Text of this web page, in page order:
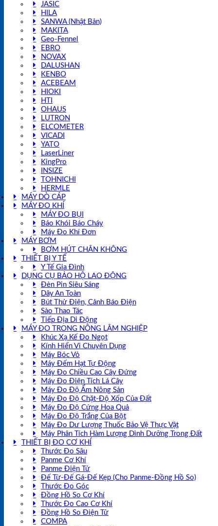
JASIC
HILA
SANWA (Nhật Bản)
MAKITA
Geo-Fennel
EBRO
NOVAX
DALUSHAN
KENBO
ACEBEAM
HIOKI
HTI
OHAUS
LUTRON
ELCOMETER
VICADI
YATO
LaserLiner
KingPro
INSIZE
TOHNICHI
HERMLE
MÁY DÒ CÁP
MÁY ĐO KHÍ
MÁY ĐO BỤI
Báo Khói Báo Cháy
Máy Đo Khí Đơn
MÁY BƠM
BƠM HÚT CHÂN KHÔNG
THIẾT BỊ Y TẾ
Y Tế Gia Đình
DỤNG CỤ BẢO HỘ LAO ĐỘNG
Đèn Pin Siêu Sáng
Dây An Toàn
Bút Thử Điện, Cảnh Báo Điện
Sào Thao Tác
Tiếp Địa Di Động
MÁY ĐO TRONG NÔNG LÂM NGHIỆP
Khúc Xạ Kế Đo Ngọt
Kính Hiển Vi Chuyên Dụng
Máy Bóc Vỏ
Máy Đếm Hạt Tự Động
Máy Đo Chiều Cao Cây Đứng
Máy Đo Điện Tích Lá Cây
Máy Đo Độ Ẩm Nông Sản
Máy Đo Độ Chặt-Độ Xốp Của Đất
Máy Đo Độ Cứng Hoa Quả
Máy Đo Độ Trắng Của Bột
Máy Đo Dư Lượng Thuốc Bảo Vệ Thực Vật
Máy Phân Tích Hàm Lượng Dinh Dưỡng Trong Đất
THIẾT BỊ ĐO CƠ KHÍ
Thước Đo Sâu
Panme Cơ Khí
Panme Điện Tử
Đế Từ-Đế Gá-Đế Kẹp (Cho Panme-Đồng Hồ So)
Thước Đo Góc
Đồng Hồ So Cơ Khí
Thước Đo Cao Cơ Khí
Đồng Hồ So Điện Tử
COMPA